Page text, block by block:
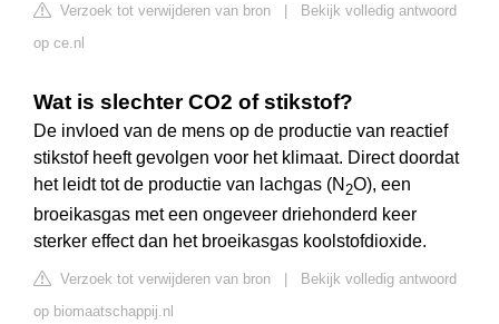
Verzoek tot verwijderen van bron
Bekijk volledig antwoord
op ce.nl
Wat is slechter CO2 of stikstof?
De invloed van de mens op de productie van reactief
stikstof heeft gevolgen voor het klimaat. Direct doordat
het leidt tot de productie van lachgas (N 2O), een
broeikasgas met een ongeveer driehonderd keer
sterker effect dan het broeikasgas koolstofdioxide.
Verzoek tot verwijderen van bron | Bekijk volledig antwoord
op biomaatschappij.nl